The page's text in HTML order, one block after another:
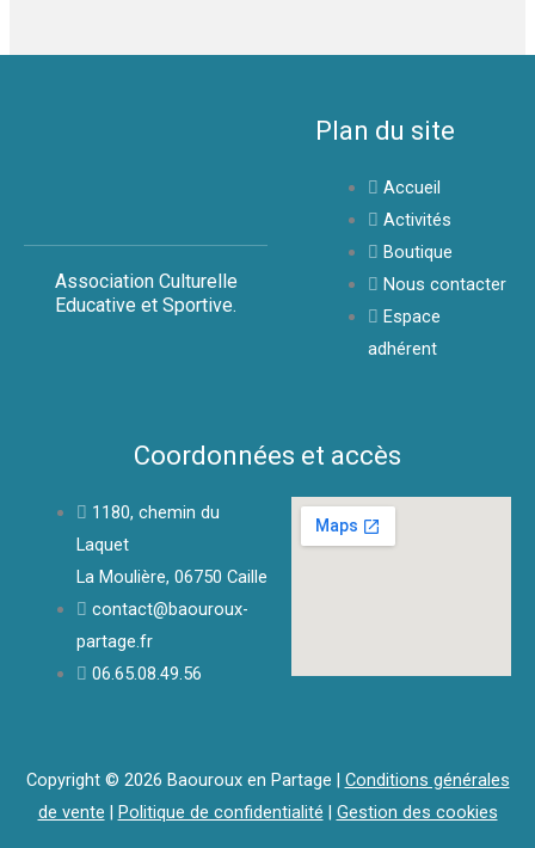
Association Culturelle
Educative et Sportive.
Plan du site
Accueil
Activités
Boutique
Nous contacter
Espace
adhérent
Coordonnées et accès
1180, chemin du
Laquet
La Moulière, 06750 Caille
contact@baouroux-
partage.fr
06.65.08.49.56
Copyright © 2026 Baouroux en Partage | Conditions générales
de vente | Politique de confidentialité | Gestion des cookies